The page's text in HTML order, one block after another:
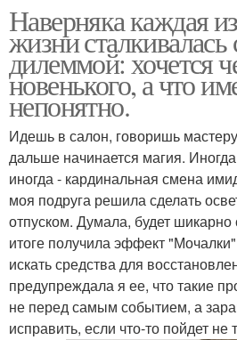
Наверняка каждая
жизни сталкивалась
дилеммой: хочется
новенького, а что
непонятно.
Идешь в салон, говоришь
дальше начинается магия.
иногда - кардинальная смена
моя подруга решила сделать
отпуском. Думала, будет
итоге получила эффект
искать средства для
предупреждала я ее, что такие
не перед самым событием, а
исправить, если что-то пойдет не